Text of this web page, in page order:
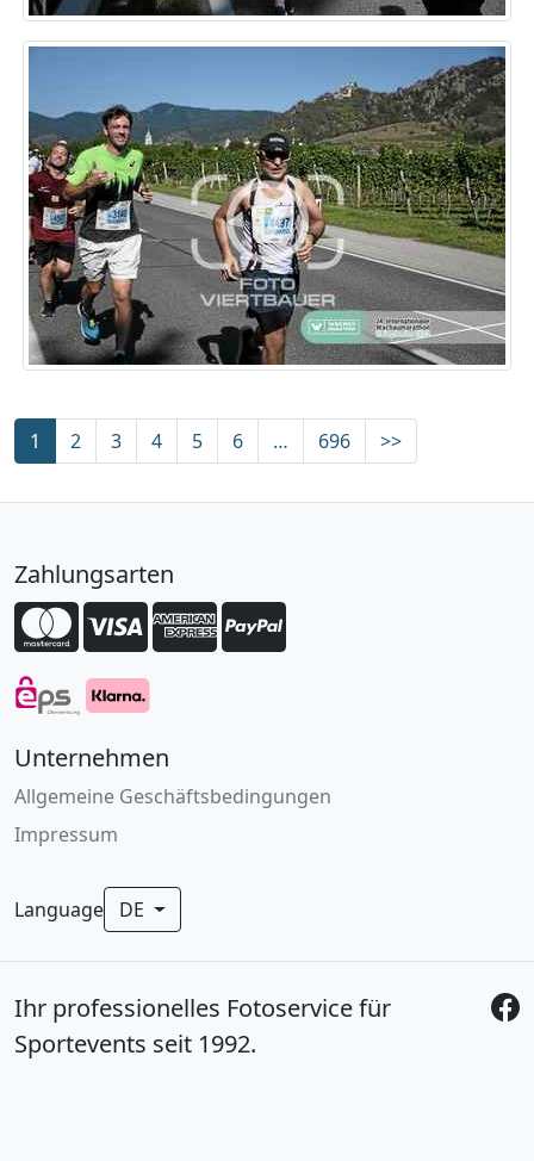
1 2 3 4 5 6 … 696 >>
Zahlungsarten
Unternehmen
Allgemeine Geschäftsbedingungen
Impressum
Language DE
Ihr professionelles Fotoservice für
Sportevents seit 1992.